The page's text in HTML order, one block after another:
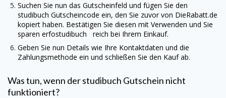
Suchen Sie nun das Gutscheinfeld und fügen Sie den
studibuch Gutscheincode ein, den Sie zuvor von DieRabatt.de
kopiert haben. Bestätigen Sie diesen mit Verwenden und Sie
sparen erfostudibuch reich bei Ihrem Einkauf.
Geben Sie nun Details wie Ihre Kontaktdaten und die
Zahlungsmethode ein und schließen Sie den Kauf ab.
Was tun, wenn derstudibuch Gutschein nicht
funktioniert?